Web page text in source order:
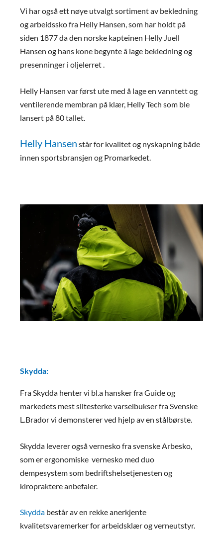
Vi har også ett nøye utvalgt sortiment av bekledning
og arbeidssko fra Helly Hansen, som har holdt på
siden 1877 da den norske kapteinen Helly Juell
Hansen og hans kone begynte å lage bekledning og
presenninger i oljelerret .
Helly Hansen var først ute med å lage en vanntett og
ventilerende membran på klær, Helly Tech som ble
lansert på 80 tallet.
Helly Hansen står for kvalitet og nyskapning både
innen sportsbransjen og Promarkedet.
Skydda:
Fra Skydda henter vi bl.a hansker fra Guide og
markedets mest slitesterke varselbukser fra Svenske
L.Brador vi demonsterer ved hjelp av en stålbørste.
Skydda leverer også vernesko fra svenske Arbesko,
som er ergonomiske vernesko med duo
dempesystem som bedriftshelsetjenesten og
kiropraktere anbefaler.
Skydda består av en rekke anerkjente
kvalitetsvaremerker for arbeidsklær og verneutstyr.